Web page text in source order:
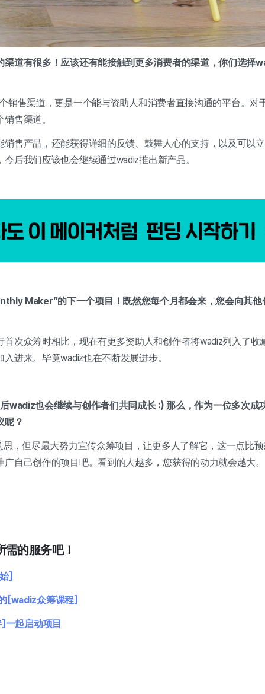
渠道有很多！应该还有能接触到更多消费者的渠道，你们选择
销售渠道，更是一个能与资助人和消费者直接沟通的平台。对
售渠道。
销售产品，还能获得详细的反馈、鼓舞人心的支持，以及可以
后我们应该也会继续通过wadiz推出新产品。
Maker”的下一个项目！既然您每个月都会来，您会向其
首次众筹时相比，现在有更多资助人和创作者将wadiz列入了收
进来。毕竟wadiz也在不断发展进步。
wadiz也会继续与创作者们共同成长 :) 那么，作为一位多次成
呢？
思，但尽最大努力宣传众筹项目，让更多人了解它，这一点比
自己创作的项目吧。看到的人越多，您获得的动力就会越大。
的服务吧！
]
[wadiz众筹课程]
起启动项目